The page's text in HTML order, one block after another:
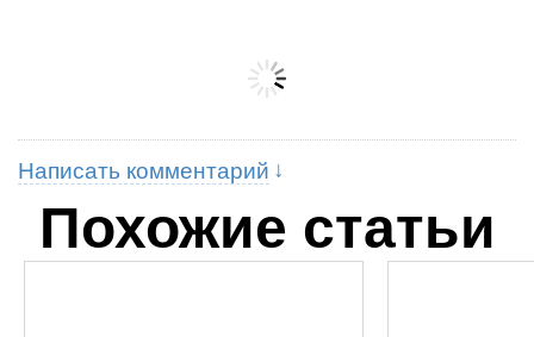
Написать комментарий
Похожие статьи